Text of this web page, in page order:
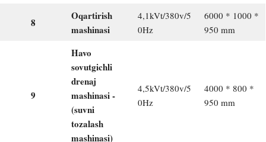
8
Oqartirish
mashinasi
4,1kVt/380v/5
0Hz
6000 * 1000 *
950 mm
9
Havo
sovutgichli
drenaj
mashinasi -
(suvni
tozalash
mashinasi)
4,5kVt/380v/5
0Hz
4000 * 800 *
950 mm